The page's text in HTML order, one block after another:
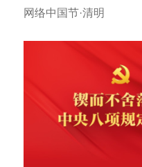
网络中国节·清明